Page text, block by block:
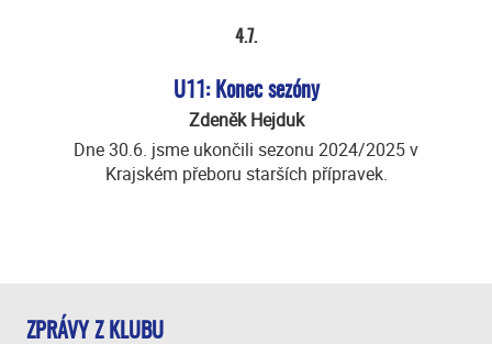
4.7.
U11: Konec sezóny
Zdeněk Hejduk
Dne 30.6. jsme ukončili sezonu 2024/2025 v
Krajském přeboru starších přípravek.
ZPRÁVY Z KLUBU